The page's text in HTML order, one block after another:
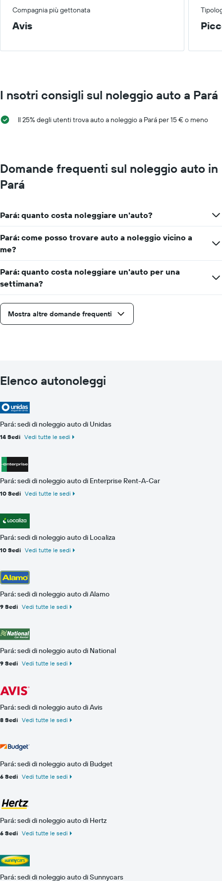
Compagnia più gettonata
Avis
I nsotri consigli sul noleggio auto a Pará
Il 25% degli utenti trova auto a noleggio a Pará per 15 € o meno
Domande frequenti sul noleggio auto in
Pará
Pará: quanto costa noleggiare un'auto?
Pará: come posso trovare auto a noleggio vicino a
me?
Pará: quanto costa noleggiare un'auto per una
settimana?
Mostra altre domande frequenti
Elenco autonoleggi
Pará: sedi di noleggio auto di Unidas
14 Sedi Vedi tutte le sedi
Pará: sedi di noleggio auto di Enterprise Rent-A-Car
10 Sedi Vedi tutte le sedi
Pará: sedi di noleggio auto di Localiza
10 Sedi Vedi tutte le sedi
Pará: sedi di noleggio auto di Alamo
9 Sedi Vedi tutte le sedi
Pará: sedi di noleggio auto di National
9 Sedi Vedi tutte le sedi
Pará: sedi di noleggio auto di Avis
8 Sedi Vedi tutte le sedi
Pará: sedi di noleggio auto di Budget
6 Sedi Vedi tutte le sedi
Pará: sedi di noleggio auto di Hertz
6 Sedi Vedi tutte le sedi
Pará: sedi di noleggio auto di Sunnycars